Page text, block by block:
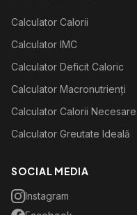
Calculator Calorii
Calculator IMC
Calculator Deficit Caloric
Calculator Macronutrienți
Calculator Calorii Necesare
Calculator Greutate Ideală
SOCIAL MEDIA
Instagram